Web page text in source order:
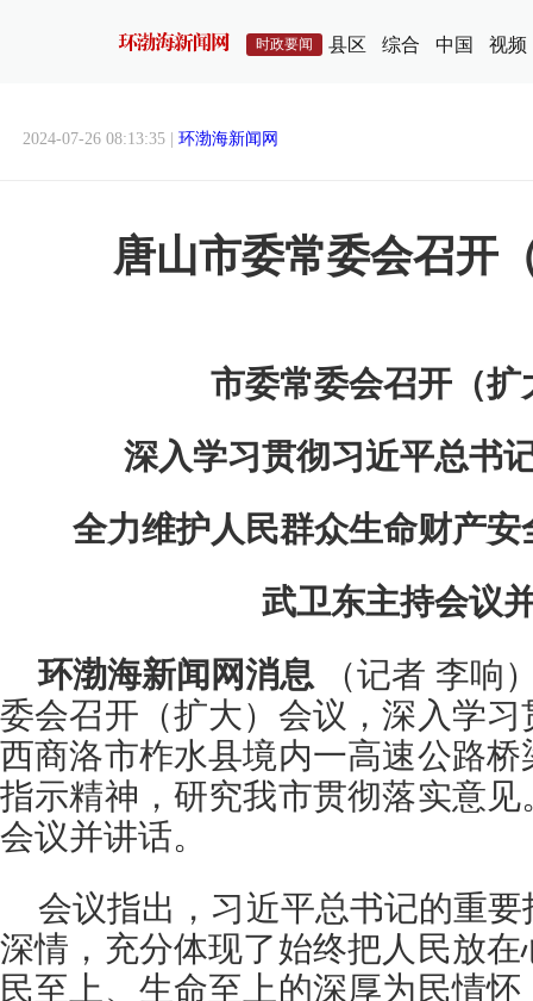
时政要闻 县区 综合 中国 视频
2024-07-26 08:13:35 | 环渤海新闻网
唐山市委常委会召开
市委常委会召开（扩
深入学习贯彻习近平总书
全力维护人民群众生命财产
武卫东主持会议
环渤海新闻网消息 （记者 李响
委会召开（扩大）会议，深入学
西商洛市柞水县境内一高速公路
指示精神，研究我市贯彻落实意
会议并讲话。
会议指出，习近平总书记的重
深情，充分体现了始终把人民放
民至上、生命至上的深厚为民情